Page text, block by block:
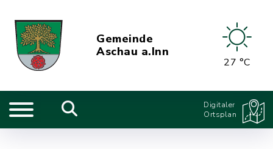
Gemeinde
Aschau a.Inn
27 °C
Digitaler
Ortsplan